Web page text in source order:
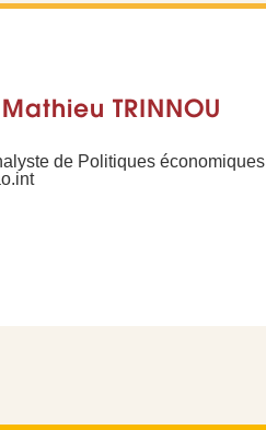
TRINNOU
de Politiques économiques